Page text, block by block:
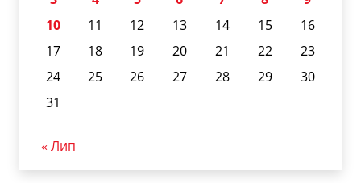
10
11 12 13 14 15
16
17
18 19 20 21 22
23
24
25 26 27 28 29
30
31
« Лип